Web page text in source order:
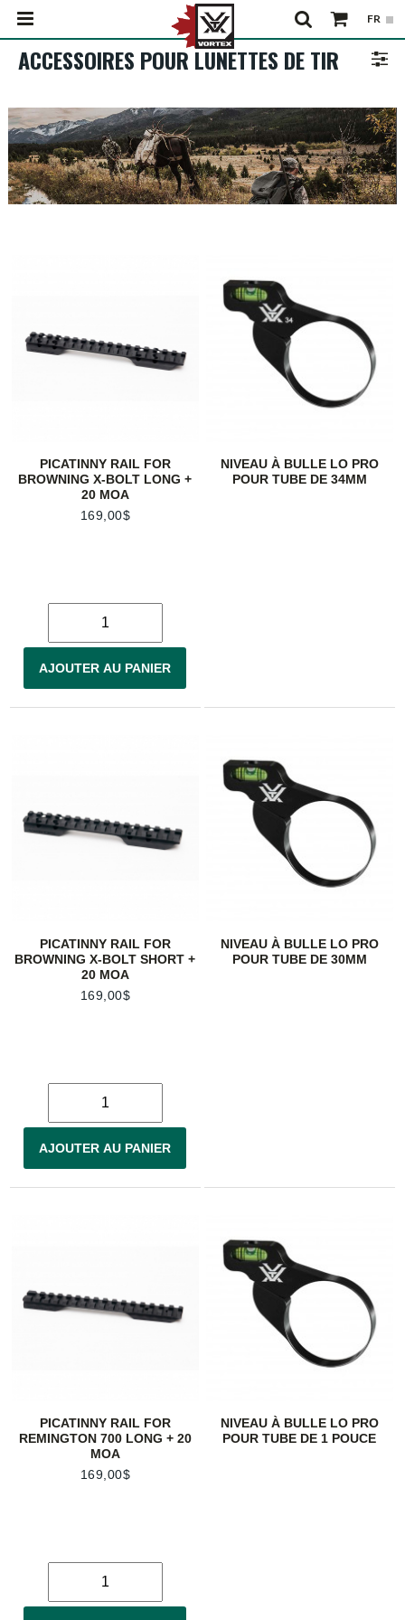
ACCESSOIRES POUR LUNETTES DE TIR
PICATINNY RAIL FOR
BROWNING X-BOLT LONG +
20 MOA
169,00$
AJOUTER AU PANIER
NIVEAU À BULLE LO PRO
POUR TUBE DE 34MM
PICATINNY RAIL FOR
BROWNING X-BOLT SHORT +
20 MOA
169,00$
AJOUTER AU PANIER
NIVEAU À BULLE LO PRO
POUR TUBE DE 30MM
PICATINNY RAIL FOR
REMINGTON 700 LONG + 20
MOA
169,00$
NIVEAU À BULLE LO PRO
POUR TUBE DE 1 POUCE